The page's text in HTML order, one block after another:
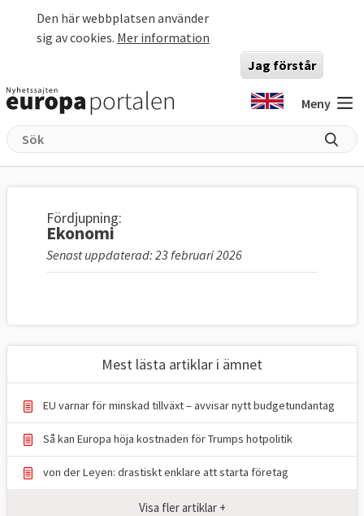
Den här webbplatsen använder
sig av cookies. Mer information
Jag förstår
Meny
Fördjupning:
Ekonomi
Senast uppdaterad: 23 februari 2026
Mest lästa artiklar i ämnet
EU varnar för minskad tillväxt – avvisar nytt budgetundantag
Så kan Europa höja kostnaden för Trumps hotpolitik
von der Leyen: drastiskt enklare att starta företag
Visa fler artiklar +